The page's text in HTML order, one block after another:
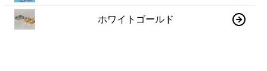
ホワイトゴールド